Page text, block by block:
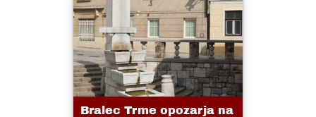
Bralec Trme opozarja na